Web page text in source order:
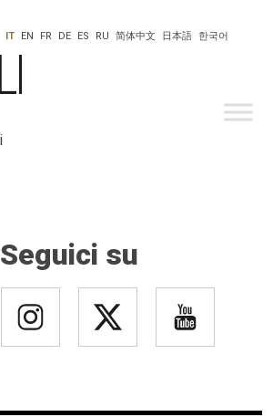
한국어
日本語
IT EN FR DE ES RU 简体中文
Seguici su